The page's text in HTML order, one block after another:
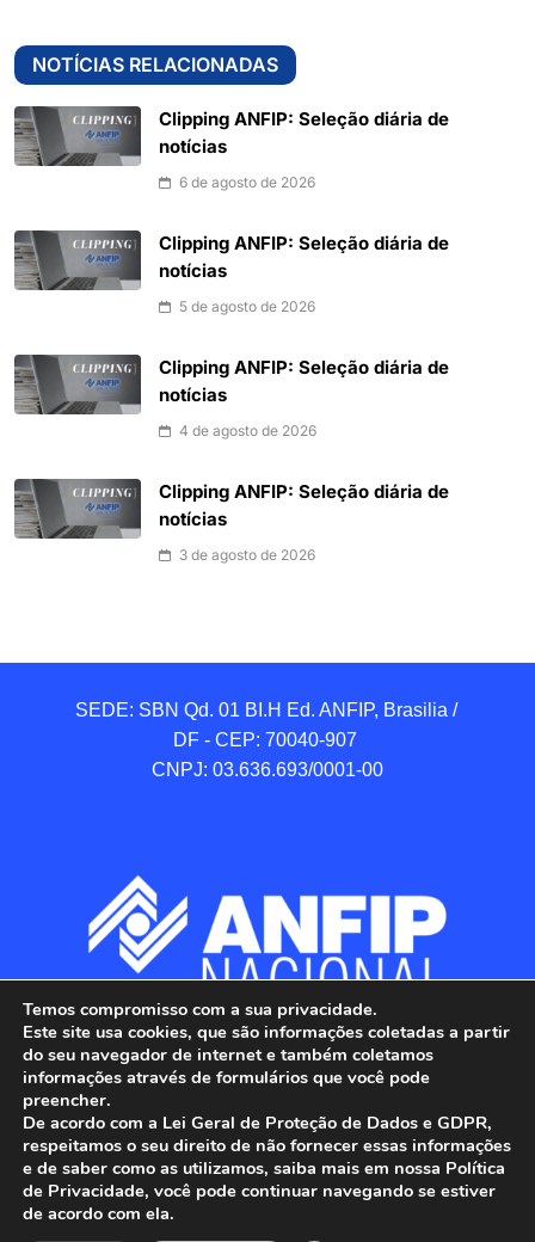
NOTÍCIAS RELACIONADAS
Clipping ANFIP: Seleção diária de
notícias
6 de agosto de 2026
Clipping ANFIP: Seleção diária de
notícias
5 de agosto de 2026
Clipping ANFIP: Seleção diária de
notícias
4 de agosto de 2026
Clipping ANFIP: Seleção diária de
notícias
3 de agosto de 2026
SEDE: SBN Qd. 01 BI.H Ed. ANFIP, Brasilia /
DF - CEP: 70040-907
CNPJ: 03.636.693/0001-00
ANFIP - Associação Nacional dos Auditores
Fiscais da Receita Federal do Brasil.
Temos compromisso com a sua privacidade.
Este site usa cookies, que são informações coletadas a partir
do seu navegador de internet e também coletamos
informações através de formulários que você pode
preencher.
De acordo com a Lei Geral de Proteção de Dados e GDPR,
respeitamos o seu direito de não fornecer essas informações
e de saber como as utilizamos, saiba mais em nossa Política
de Privacidade, você pode continuar navegando se estiver
de acordo com ela.